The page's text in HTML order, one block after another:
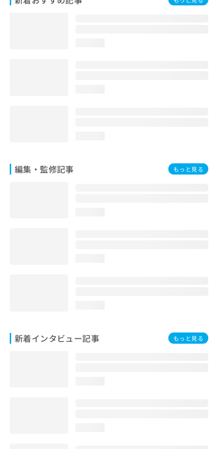
編集・監修記事 もっと見る
新着インタビュー記事 もっと見る
お